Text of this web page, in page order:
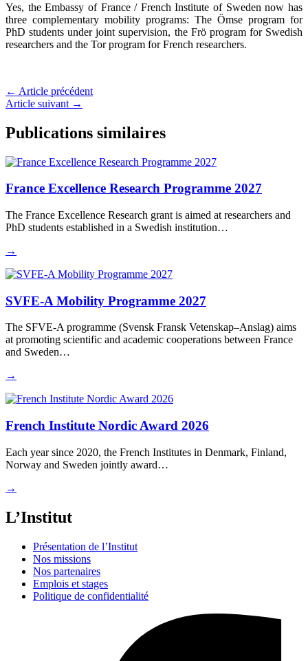
Yes, the Embassy of France / French Institute of Sweden now has
three complementary mobility programs: The Ömse program for
PhD students under joint supervision, the Frö program for Swedish
researchers and the Tor program for French researchers.
← Article précédent
Article suivant →
Publications similaires
France Excellence Research Programme 2027
The France Excellence Research grant is aimed at researchers and
PhD students established in a Swedish institution…
→
SVFE-A Mobility Programme 2027
The SFVE-A programme (Svensk Fransk Vetenskap–Anslag) aims
at promoting scientific and academic cooperations between France
and Sweden…
→
French Institute Nordic Award 2026
Each year since 2020, the French Institutes in Denmark, Finland,
Norway and Sweden jointly award…
→
L’Institut
Présentation de l’Institut
Nos missions
Nos partenaires
Emplois et stages
Politique de confidentialité